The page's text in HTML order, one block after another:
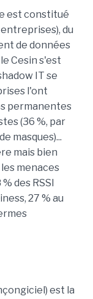
est constitué
du
de données
Cesin s'est
IT se
l'ont
permanentes
(36 %, par
masques)...
mais bien
les menaces
des RSSI
27 % au
est la